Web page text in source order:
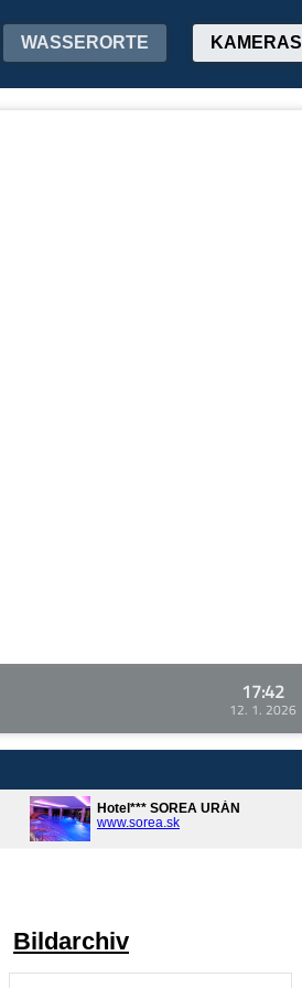
WASSERORTE KAMERAS
17:42
12. 1. 2026
Hotel*** SOREA URÁN
www.sorea.sk
Bildarchiv